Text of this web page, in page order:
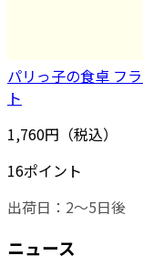
パリっ子の食卓 フ
ト
1,760円（税込）
16ポイント
出荷日：2～5日後
ニュース